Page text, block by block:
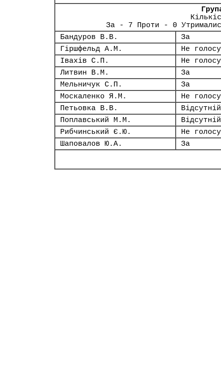
За - 7 Проти - 0
Бандуров В.В.
За
Гіршфельд А.М.
Не
Івахів С.П.
Не
Литвин В.М.
За
Мельничук С.П.
За
Москаленко Я.М.
Не
Петьовка В.В.
Відсутній
Поплавський М.М.
Відсутній
Рибчинський Є.Ю.
Не
Шаповалов Ю.А.
За